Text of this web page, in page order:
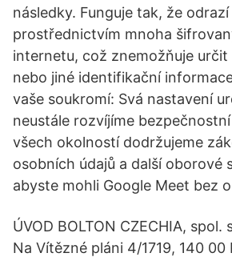
následky. Funguje tak, že
prostřednictvím mnoha
internetu, což znemožňuje určit
nebo jiné identifikační
vaše soukromí: Svá nastavení
neustále rozvíjíme
všech okolností dodržujeme
osobních údajů a další oborové
abyste mohli Google Meet bez
ÚVOD BOLTON CZECHIA, spol.
Na Vítězné pláni 4/1719, 140 00